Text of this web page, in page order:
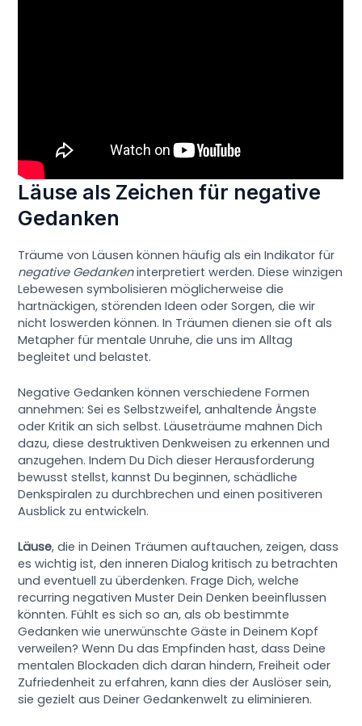
Läuse als Zeichen für negative
Gedanken
Träume von Läusen können häufig als ein Indikator für
negative Gedankeninterpretiert werden. Diese winzigen
Lebewesen symbolisieren möglicherweise die
hartnäckigen, störenden Ideen oder Sorgen, die wir
nicht loswerden können. In Träumen dienen sie oft als
Metapher für mentale Unruhe, die uns im Alltag
begleitet und belastet.
Negative Gedanken können verschiedene Formen
annehmen: Sei es Selbstzweifel, anhaltende Ängste
oder Kritik an sich selbst. Läuseträume mahnen Dich
dazu, diese destruktiven Denkweisen zu erkennen und
anzugehen. Indem Du Dich dieser Herausforderung
bewusst stellst, kannst Du beginnen, schädliche
Denkspiralen zu durchbrechen und einen positiveren
Ausblick zu entwickeln.
Läuse, die in Deinen Träumen auftauchen, zeigen, dass
es wichtig ist, den inneren Dialog kritisch zu betrachten
und eventuell zu überdenken. Frage Dich, welche
recurring negativen Muster Dein Denken beeinflussen
könnten. Fühlt es sich so an, als ob bestimmte
Gedanken wie unerwünschte Gäste in Deinem Kopf
verweilen? Wenn Du das Empfinden hast, dass Deine
mentalen Blockaden dich daran hindern, Freiheit oder
Zufriedenheit zu erfahren, kann dies der Auslöser sein,
sie gezielt aus Deiner Gedankenwelt zu eliminieren.